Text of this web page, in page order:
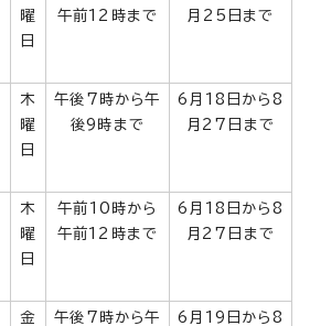
曜
日
午前12時まで
月25日まで
木
曜
日
午後7時から午
後9時まで
6月18日から8
月27日まで
木
曜
日
午前10時から
午前12時まで
6月18日から8
月27日まで
金
午後7時から午
6月19日から8